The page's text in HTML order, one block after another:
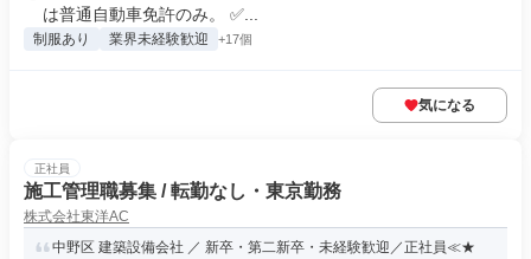
は普通自動車免許のみ。 ✅...
制服あり 業界未経験歓迎 +17個
気になる
正社員
施工管理職募集 / 転勤なし・東京勤務
株式会社東洋AC
中野区 建築設備会社 ／ 新卒・第二新卒・未経験歓迎／正社員≪★